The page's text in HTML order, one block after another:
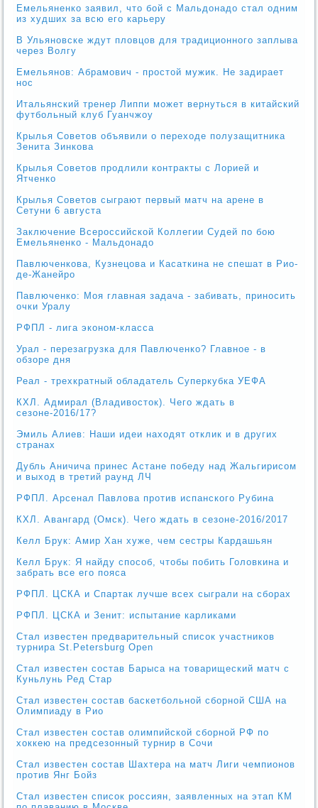
Емельяненко заявил, что бой с Мальдонадо стал одним
из худших за всю его карьеру
В Ульяновске ждут пловцов для традиционного заплыва
через Волгу
Емельянов: Абрамович - простой мужик. Не задирает
нос
Итальянский тренер Липпи может вернуться в китайский
футбольный клуб Гуанчжоу
Крылья Советов объявили о переходе полузащитника
Зенита Зинкова
Крылья Советов продлили контракты с Лорией и
Ятченко
Крылья Советов сыграют первый матч на арене в
Сетуни 6 августа
Заключение Всероссийской Коллегии Судей по бою
Емельяненко - Мальдонадо
Павлюченкова, Кузнецова и Касаткина не спешат в Рио-
де-Жанейро
Павлюченко: Моя главная задача - забивать, приносить
очки Уралу
РФПЛ - лига эконом-класса
Урал - перезагрузка для Павлюченко? Главное - в
обзоре дня
Реал - трехкратный обладатель Суперкубка УЕФА
КХЛ. Адмирал (Владивосток). Чего ждать в
сезоне-2016/17?
Эмиль Алиев: Наши идеи находят отклик и в других
странах
Дубль Аничича принес Астане победу над Жальгирисом
и выход в третий раунд ЛЧ
РФПЛ. Арсенал Павлова против испанского Рубина
КХЛ. Авангард (Омск). Чего ждать в сезоне-2016/2017
Келл Брук: Амир Хан хуже, чем сестры Кардашьян
Келл Брук: Я найду способ, чтобы побить Головкина и
забрать все его пояса
РФПЛ. ЦСКА и Спартак лучше всех сыграли на сборах
РФПЛ. ЦСКА и Зенит: испытание карликами
Стал известен предварительный список участников
турнира St.Petersburg Open
Стал известен состав Барыса на товарищеский матч с
Куньлунь Ред Стар
Стал известен состав баскетбольной сборной США на
Олимпиаду в Рио
Стал известен состав олимпийской сборной РФ по
хоккею на предсезонный турнир в Сочи
Стал известен состав Шахтера на матч Лиги чемпионов
против Янг Бойз
Стал известен список россиян, заявленных на этап КМ